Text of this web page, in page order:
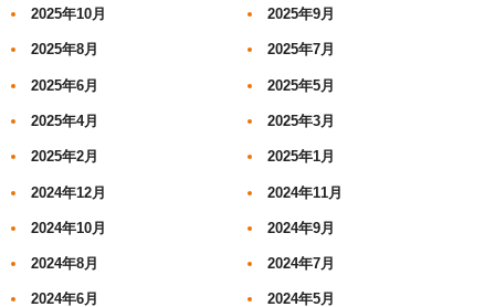
2025年10月 2025年9月
2025年8月 2025年7月
2025年6月 2025年5月
2025年4月 2025年3月
2025年2月 2025年1月
2024年12月 2024年11月
2024年10月 2024年9月
2024年8月 2024年7月
2024年6月 2024年5月